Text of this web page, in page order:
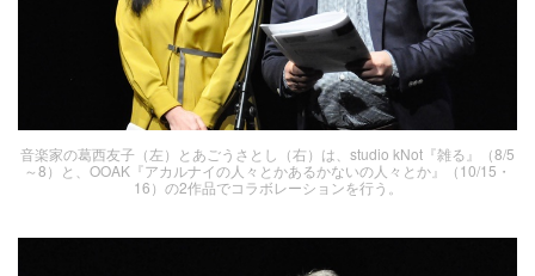
音楽家の葛西友子（左）とあごうさとし（右）は、studio kNot『雑る』（8/5
～8）と、OOAK『アカルナイの人々とかあるかないの人々とか』（10/15・
16）の2作品でコラボレーションを行う。